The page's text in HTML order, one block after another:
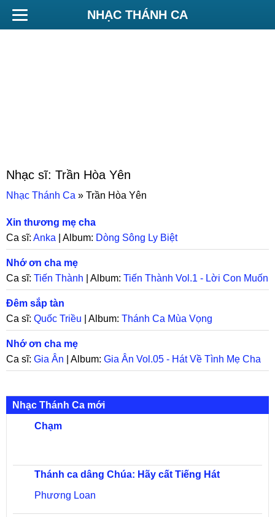
NHẠC THÁNH CA
Nhạc sĩ: Trần Hòa Yên
Nhạc Thánh Ca » Trần Hòa Yên
Xin thương mẹ cha
Ca sĩ: Anka | Album: Dòng Sông Ly Biệt
Nhớ ơn cha mẹ
Ca sĩ: Tiến Thành | Album: Tiến Thành Vol.1 - Lời Con Muốn
Nói
Đêm sắp tàn
Ca sĩ: Quốc Triều | Album: Thánh Ca Mùa Vọng
Nhớ ơn cha mẹ
Ca sĩ: Gia Ân | Album: Gia Ân Vol.05 - Hát Về Tình Mẹ Cha
Nhạc Thánh Ca mới
Chạm
Thánh ca dâng Chúa: Hãy cất Tiếng Hát
Phương Loan